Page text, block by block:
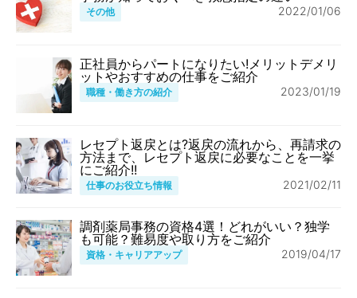
その他 2022/01/06
正社員からパートになりたい!メリットデメリ
ットやおすすめの仕事をご紹介
職種・働き方の紹介 2023/01/19
レセプト返戻とは?返戻の流れから、再請求の
方法まで、レセプト返戻に必要なことを一挙
にご紹介!!
仕事のお役立ち情報 2021/02/11
調剤薬局事務の資格4選！どれがいい？独学
も可能？難易度や取り方をご紹介
資格・キャリアアップ 2019/04/17